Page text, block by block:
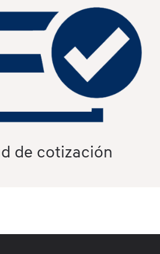
de cotización